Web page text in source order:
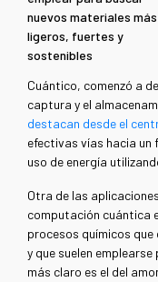
nuevos materiales más
ligeros, fuertes y
sostenibles
Cuántico, comenzó a
captura y el
destacan desde el
efectivas vías hacia un
uso de energía
Otra de las
computación cuántica
procesos químicos
y que suelen
más claro es el del